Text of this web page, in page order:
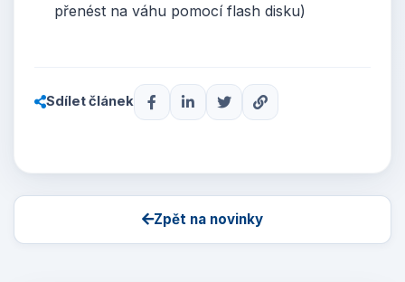
přenést na váhu pomocí flash disku)
Sdílet článek
Zpět na novinky